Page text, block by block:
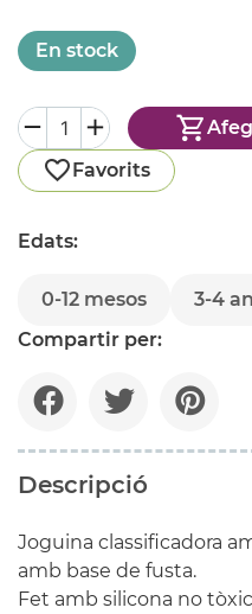
En stock
Favorits
Edats:
0-12 mesos 3-4
Compartir per:
Descripció
Joguina classificadora
amb base de fusta.
Fet amb silicona no